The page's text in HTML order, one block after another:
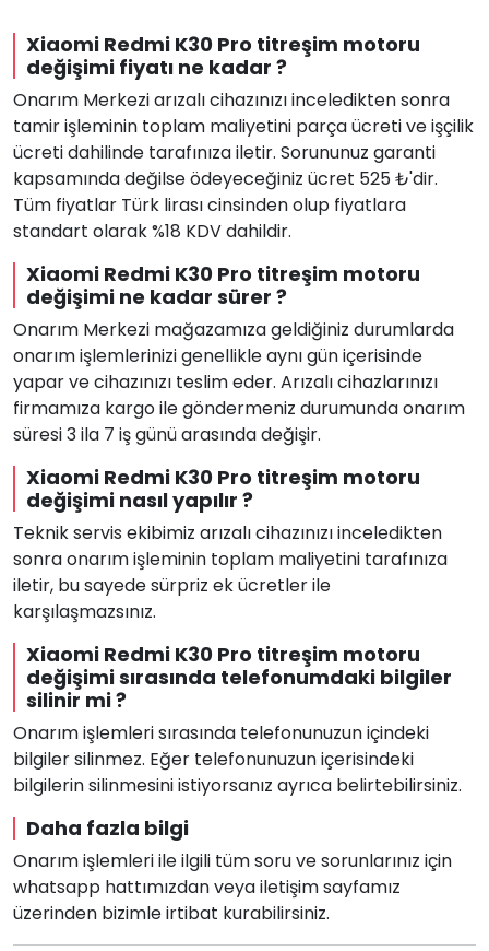
Xiaomi Redmi K30 Pro titreşim motoru
değişimi fiyatı ne kadar ?
Onarım Merkezi arızalı cihazınızı inceledikten sonra
tamir işleminin toplam maliyetini parça ücreti ve işçilik
ücreti dahilinde tarafınıza iletir. Sorununuz garanti
kapsamında değilse ödeyeceğiniz ücret 525 ₺'dir.
Tüm fiyatlar Türk lirası cinsinden olup fiyatlara
standart olarak %18 KDV dahildir.
Xiaomi Redmi K30 Pro titreşim motoru
değişimi ne kadar sürer ?
Onarım Merkezi mağazamıza geldiğiniz durumlarda
onarım işlemlerinizi genellikle aynı gün içerisinde
yapar ve cihazınızı teslim eder. Arızalı cihazlarınızı
firmamıza kargo ile göndermeniz durumunda onarım
süresi 3 ila 7 iş günü arasında değişir.
Xiaomi Redmi K30 Pro titreşim motoru
değişimi nasıl yapılır ?
Teknik servis ekibimiz arızalı cihazınızı inceledikten
sonra onarım işleminin toplam maliyetini tarafınıza
iletir, bu sayede sürpriz ek ücretler ile
karşılaşmazsınız.
Xiaomi Redmi K30 Pro titreşim motoru
değişimi sırasında telefonumdaki bilgiler
silinir mi ?
Onarım işlemleri sırasında telefonunuzun içindeki
bilgiler silinmez. Eğer telefonunuzun içerisindeki
bilgilerin silinmesini istiyorsanız ayrıca belirtebilirsiniz.
Daha fazla bilgi
Onarım işlemleri ile ilgili tüm soru ve sorunlarınız için
whatsapp hattımızdan veya iletişim sayfamız
üzerinden bizimle irtibat kurabilirsiniz.